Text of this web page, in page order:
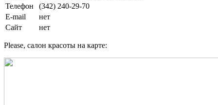
Телефон
(342) 240-29-70
E-mail
нет
Сайт
нет
Please, салон красоты на карте: